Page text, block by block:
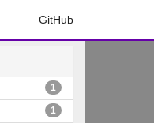
GitHub
1
1